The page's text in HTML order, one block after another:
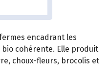
encadrant les
cohérente. Elle produit
choux-fleurs, brocolis et